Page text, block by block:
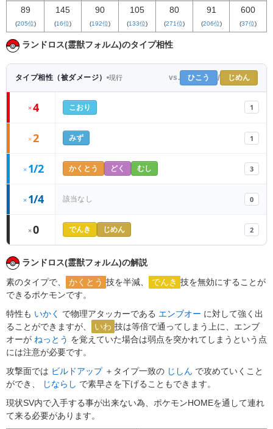
89
(205位)
145
(16位)
90
(192位)
105
(133位)
80
(271位)
91
(206位)
600
(37位)
ランドロス(霊獣フォルム)のタイプ相性
タイプ相性（被ダメージ） 現行 vs. ひこう / じめん
×4 こおり 1
×2 みず 1
× 1/2 かくとう どく むし 3
× 1/4 該当なし 0
×0 でんき じめん 2
ランドロス(霊獣フォルム)の解説
素のタイプで、 かくとう 技を半減、 でんき 技を無効にすることが
できるポケモンです。
特性も いかく で物理アタッカーである エンブオー に対して強く出
ることができますが、
いわ 技は等倍で通ってしまう上に、エンブ
オーが ねっとう を覚えていた場合は弱点を突かれてしまうという点
には注意が必要です。
攻撃面では ビルドアップ ＋タイプ一致の じしん で攻めていくこと
ができ、
じならし で素早さを下げることもできます。
現状SV内で入手する事が出来ない為、ポケモンHOMEを通して連れ
て来る必要があります。